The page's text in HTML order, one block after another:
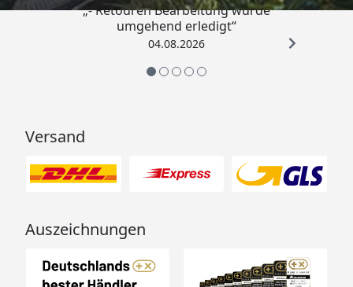
„- Retouren Bearbeitung wurde
umgehend erledigt“
04.08.2026
Versand
Auszeichnungen